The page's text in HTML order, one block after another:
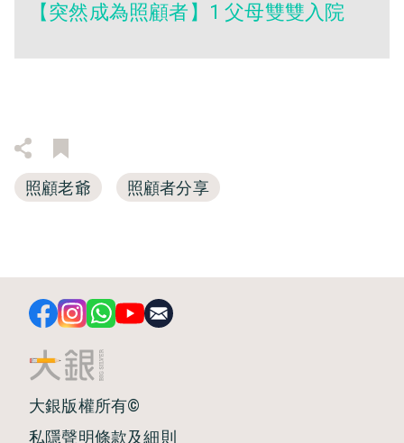
【突然成為照顧者】1 父母雙雙入院
照顧老爺 照顧者分享
大銀版權所有©
私隱聲明條款及細則